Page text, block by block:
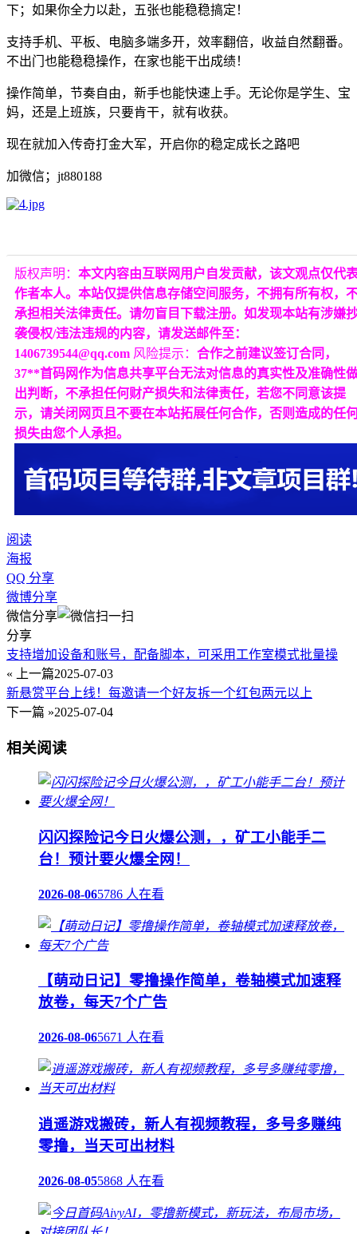
下；如果你全力以赴，五张也能稳稳搞定！
支持手机、平板、电脑多端多开，效率翻倍，收益自然翻番。
不出门也能稳稳操作，在家也能干出成绩！
操作简单，节奏自由，新手也能快速上手。无论你是学生、宝
妈，还是上班族，只要肯干，就有收获。
现在就加入传奇打金大军，开启你的稳定成长之路吧
加微信；jt880188
版权声明： 本文内容由互联网用户自发贡献，该文观点仅代
作者本人。本站仅提供信息存储空间服务，不拥有所有权，
承担相关法律责任。请勿盲目下载注册。如发现本站有涉嫌
袭侵权/违法违规的内容，请发送邮件至：
1406739544@qq.com 风险提示： 合作之前建议签订合同，
37**首码网作为信息共享平台无法对信息的真实性及准确性
出判断，不承担任何财产损失和法律责任，若您不同意该提
示，请关闭网页且不要在本站拓展任何合作，否则造成的任
损失由您个人承担。
阅读
海报
QQ 分享
微博分享
微信分享
分享
支持增加设备和账号，配备脚本，可采用工作室模式批量操
« 上一篇2025-07-03
新悬赏平台上线！每邀请一个好友拆一个红包两元以上
下一篇 »2025-07-04
相关阅读
闪闪探险记今日火爆公测，，矿工小能手二
台！预计要火爆全网！
2026-08-065786 人在看
【萌动日记】零撸操作简单，卷轴模式加速释
放卷，每天7个广告
2026-08-065671 人在看
逍遥游戏搬砖，新人有视频教程，多号多赚纯
零撸，当天可出材料
2026-08-055868 人在看